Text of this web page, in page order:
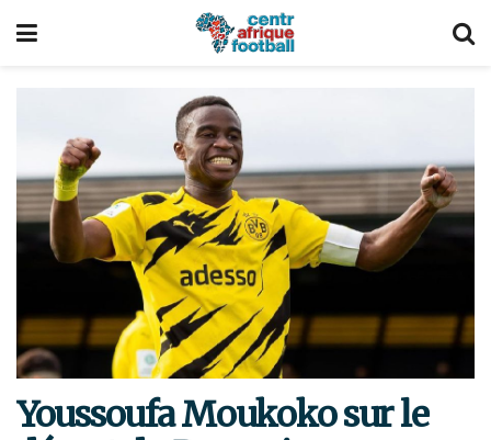
Youssoufa Moukoko sur le